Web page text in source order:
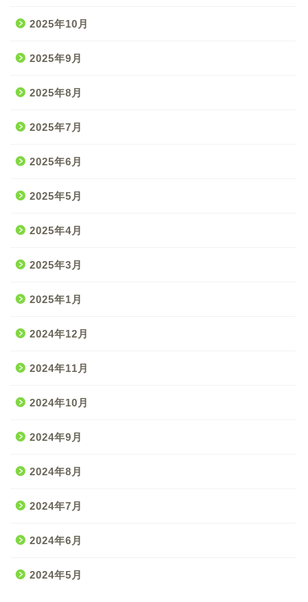
2025年10月
2025年9月
2025年8月
2025年7月
2025年6月
2025年5月
2025年4月
2025年3月
2025年1月
2024年12月
2024年11月
2024年10月
2024年9月
2024年8月
2024年7月
2024年6月
2024年5月